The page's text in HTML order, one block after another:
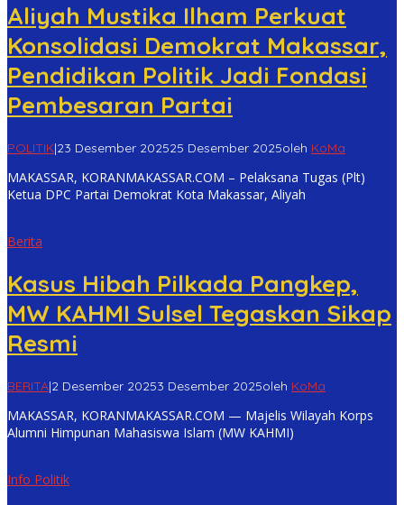
Aliyah Mustika Ilham Perkuat
Konsolidasi Demokrat Makassar,
Pendidikan Politik Jadi Fondasi
Pembesaran Partai
POLITIK|23 Desember 202525 Desember 2025oleh KoMa
MAKASSAR, KORANMAKASSAR.COM – Pelaksana Tugas (Plt)
Ketua DPC Partai Demokrat Kota Makassar, Aliyah
Berita
Kasus Hibah Pilkada Pangkep,
MW KAHMI Sulsel Tegaskan Sikap
Resmi
BERITA|2 Desember 20253 Desember 2025oleh KoMa
MAKASSAR, KORANMAKASSAR.COM — Majelis Wilayah Korps
Alumni Himpunan Mahasiswa Islam (MW KAHMI)
Info Politik